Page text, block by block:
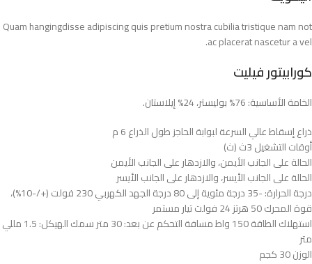
Quam hangingdisse adipiscing quis pretium nostra cubilia tristique nam not
ac placerat nascetur a vel.
كورابيتور فيليت
الخامة الأساسية: 76% بوليستر، 24% إيلاستان.
ذراع إسقاط عالي السرعة لبوابة الحاجز طول الذراع 6 م
أوقات التشغيل 3ث (ث)
الحالة على الجانب الأيمن، والازدهار على الجانب الأيمن
الحالة على الجانب الأيسر، والازدهار على الجانب الأيسر
درجة الحرارة: -35 درجة مئوية إلى 80 درجة الجهد الكهربي 230 فولت (+/-10%)،
قوة المحرك 50 هرتز 24 فولت تيار مستمر
استهلاك الطاقة 150 واط مسافة التحكم عن بعد: 30 متر سمك الهيكل: 1.5 مللي
متر
الوزن 30 كجم